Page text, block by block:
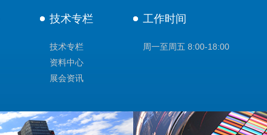
技术专栏
技术专栏
资料中心
展会资讯
工作时间
周一至周五 8:00-18:00